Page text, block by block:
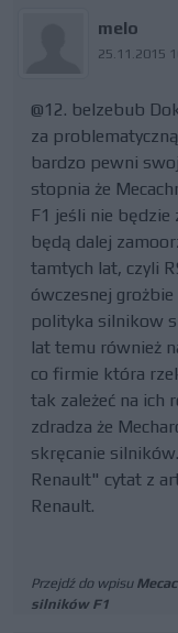
melo
25.11.2015
@12. belzebub
za
bardzo pewni
stopnia że
F1 jeśli nie będzie
będą dalej
tamtych lat, czyli
ówczesnej
polityka silnikow
lat temu również
co firmie która
tak zależeć na ich
zdradza że
skręcanie
Renault" cytat z
Renault.
Przejdź do wpisu
silników F1